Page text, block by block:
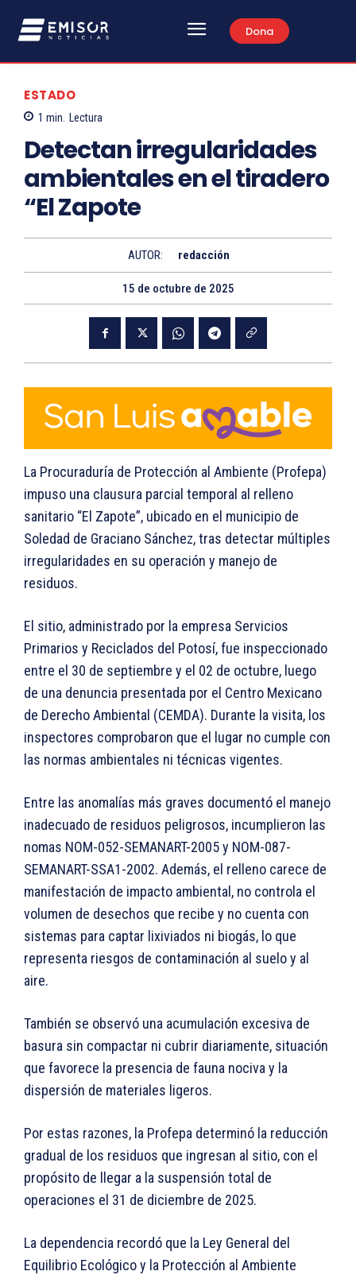
Dona
ESTADO
1 min. Lectura
Detectan irregularidades
ambientales en el tiradero
“El Zapote
AUTOR: redacción
15 de octubre de 2025
La Procuraduría de Protección al Ambiente (Profepa)
impuso una clausura parcial temporal al relleno
sanitario “El Zapote”, ubicado en el municipio de
Soledad de Graciano Sánchez, tras detectar múltiples
irregularidades en su operación y manejo de
residuos.
El sitio, administrado por la empresa Servicios
Primarios y Reciclados del Potosí, fue inspeccionado
entre el 30 de septiembre y el 02 de octubre, luego
de una denuncia presentada por el Centro Mexicano
de Derecho Ambiental (CEMDA). Durante la visita, los
inspectores comprobaron que el lugar no cumple con
las normas ambientales ni técnicas vigentes.
Entre las anomalías más graves documentó el manejo
inadecuado de residuos peligrosos, incumplieron las
nomas NOM-052-SEMANART-2005 y NOM-087-
SEMANART-SSA1-2002. Además, el relleno carece de
manifestación de impacto ambiental, no controla el
volumen de desechos que recibe y no cuenta con
sistemas para captar lixiviados ni biogás, lo que
representa riesgos de contaminación al suelo y al
aire.
También se observó una acumulación excesiva de
basura sin compactar ni cubrir diariamente, situación
que favorece la presencia de fauna nociva y la
dispersión de materiales ligeros.
Por estas razones, la Profepa determinó la reducción
gradual de los residuos que ingresan al sitio, con el
propósito de llegar a la suspensión total de
operaciones el 31 de diciembre de 2025.
La dependencia recordó que la Ley General del
Equilibrio Ecológico y la Protección al Ambiente